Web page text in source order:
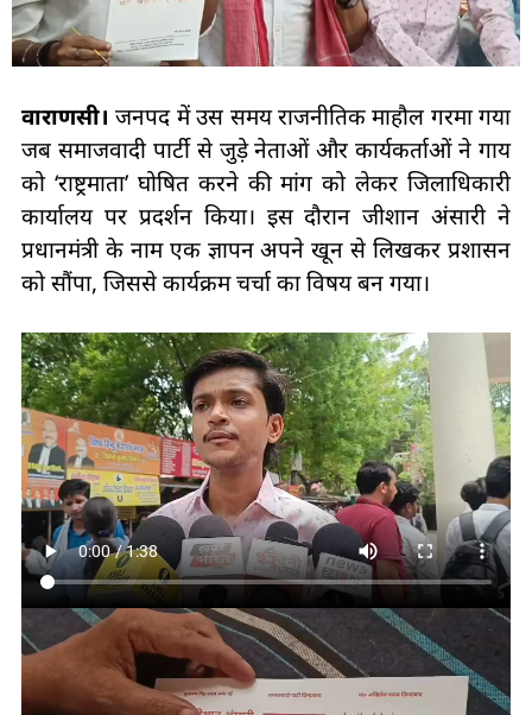
वाराणसी।जनपद में उस समय राजनीतिक माहौल गरमा गया
जब समाजवादी पार्टी से जुड़े नेताओं और कार्यकर्ताओं ने गाय
को ‘राष्ट्रमाता’ घोषित करने की मांग को लेकर जिलाधिकारी
कार्यालय पर प्रदर्शन किया। इस दौरान जीशान अंसारी ने
प्रधानमंत्री के नाम एक ज्ञापन अपने खून से लिखकर प्रशासन
को सौंपा, जिससे कार्यक्रम चर्चा का विषय बन गया।